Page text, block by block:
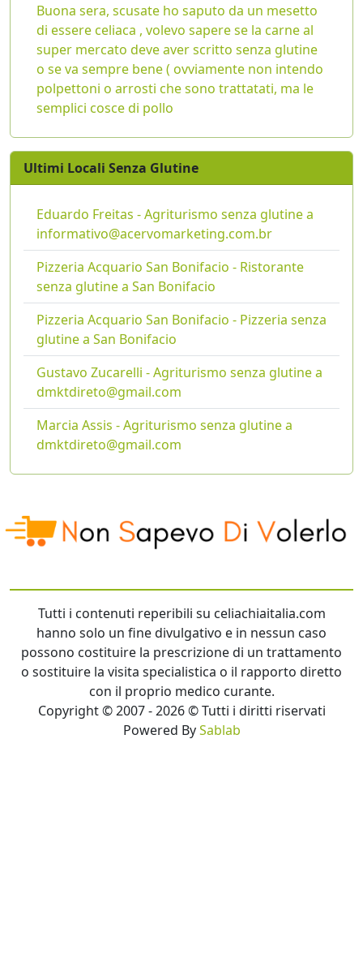
Buona sera, scusate ho saputo da un mesetto
di essere celiaca , volevo sapere se la carne al
super mercato deve aver scritto senza glutine
o se va sempre bene ( ovviamente non intendo
polpettoni o arrosti che sono trattatati, ma le
semplici cosce di pollo
Ultimi Locali Senza Glutine
Eduardo Freitas - Agriturismo senza glutine a
informativo@acervomarketing.com.br
Pizzeria Acquario San Bonifacio - Ristorante
senza glutine a San Bonifacio
Pizzeria Acquario San Bonifacio - Pizzeria senza
glutine a San Bonifacio
Gustavo Zucarelli - Agriturismo senza glutine a
dmktdireto@gmail.com
Marcia Assis - Agriturismo senza glutine a
dmktdireto@gmail.com
Tutti i contenuti reperibili su celiachiaitalia.com
hanno solo un fine divulgativo e in nessun caso
possono costituire la prescrizione di un trattamento
o sostituire la visita specialistica o il rapporto diretto
con il proprio medico curante.
Copyright © 2007 - 2026 © Tutti i diritti riservati
Powered BySablab